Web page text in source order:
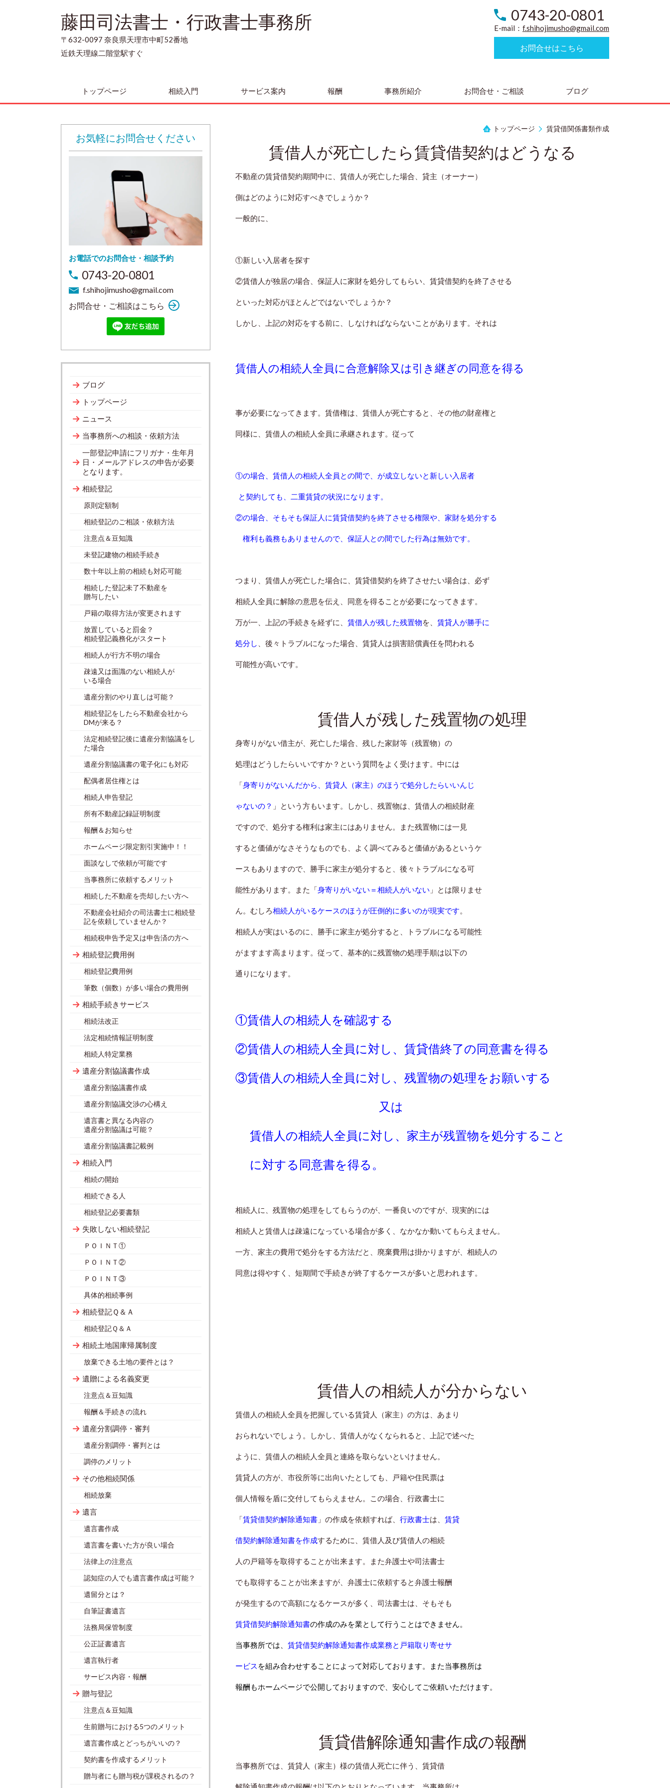
藤田司法書士・行政書士事務所
〒632-0097 奈良県天理市中町52番地
近鉄天理線二階堂駅すぐ
0743-20-0801
E-mail： f.shihojimusho@gmail.com
お問合せはこちら
トップページ 相続入門 サービス案内 報酬 事務所紹介 お問合せ・ご相談 ブログ
トップページ 賃貸借関係書類作成
賃借人が死亡したら賃貸借契約はどうなる
不動産の賃貸借契約期間中に、賃借人が死亡した場合、貸主（オーナー）
側はどのように対応すべきでしょうか？
一般的に、
①新しい入居者を探す
②賃借人が独居の場合、保証人に家財を処分してもらい、賃貸借契約を終了させる
といった対応がほとんどではないでしょうか？
しかし、上記の対応をする前に、しなければならないことがあります。それは
賃借人の相続人全員に合意解除又は引き継ぎの同意を得る
事が必要になってきます。賃借権は、賃借人が死亡すると、その他の財産権と
同様に、賃借人の相続人全員に承継されます。従って
①の場合、賃借人の相続人全員との間で、 が成立しないと新しい入居者
と契約しても、二重賃貸の状況になります。
②の場合、そもそも保証人に賃貸借契約を終了させる権限や、家財を処分する
権利も義務もありませんので、保証人との間でした行為は無効です。
つまり、賃借人が死亡した場合に、賃貸借契約を終了させたい場合は、必ず
相続人全員に解除の意思を伝え、同意を得ることが必要になってきます。
万が一、上記の手続きを経ずに、 賃借人が残した残置物を、 賃貸人が勝手に
処分し 、後々トラブルになった場合、賃貸人は損害賠償責任を問われる
可能性が高いです。
賃借人が残した残置物の処理
身寄りがない借主が、死亡した場合、残した家財等（残置物）の
処理はどうしたらいいですか？という質問をよく受けます。中には
「身寄りがないんだから、賃貸人（家主）のほうで処分したらいいんじ
ゃないの？ 」という方もいます。しかし、残置物は、賃借人の相続財産
ですので、処分する権利は家主にはありません。また残置物には一見
すると価値がなさそうなものでも、よく調べてみると価値があるというケ
ースもありますので、勝手に家主が処分すると、後々トラブルになる可
能性があります。また「身寄りがいない＝相続人がいない 」とは限りませ
ん。むしろ相続人がいるケースのほうが圧倒的に多いのが現実です。
相続人が実はいるのに、勝手に家主が処分すると、トラブルになる可能性
がますます高まります。従って、基本的に残置物の処理手順は以下の
通りになります。
①賃借人の相続人を確認する
②賃借人の相続人全員に対し、賃貸借終了の同意書を得る
③賃借人の相続人全員に対し、残置物の処理をお願いする
又は
賃借人の相続人全員に対し、家主が残置物を処分すること
に対する同意書を得る。
相続人に、残置物の処理をしてもらうのが、一番良いのですが、現実的には
相続人と賃借人は疎遠になっている場合が多く、なかなか動いてもらえません。
一方、家主の費用で処分をする方法だと、廃棄費用は掛かりますが、相続人の
同意は得やすく、短期間で手続きが終了するケースが多いと思われます。
賃借人の相続人が分からない
賃借人の相続人全員を把握している賃貸人（家主）の方は、あまり
おられないでしょう。しかし、賃借人がなくなられると、上記で述べた
ように、賃借人の相続人全員と連絡を取らないといけません。
賃貸人の方が、市役所等に出向いたとしても、戸籍や住民票は
個人情報を盾に交付してもらえません。この場合、行政書士に
「賃貸借契約解除通知書 」の作成を依頼すれば、 行政書士は、 賃貸
借契約解除通知書を作成するために、賃借人及び賃借人の相続
人の戸籍等を取得することが出来ます。また弁護士や司法書士
でも取得することが出来ますが、弁護士に依頼すると弁護士報酬
が発生するので高額になるケースが多く、司法書士は、そもそも
賃貸借契約解除通知書の作成のみを業として行うことはできません。
当事務所では、 賃貸借契約解除通知書作成業務と戸籍取り寄せサ
ービス を組み合わせすることによって対応しております。また当事務所は
報酬もホームページで公開しておりますので、安心してご依頼いただけます。
賃貸借解除通知書作成の報酬
当事務所では、賃貸人（家主）様の賃借人死亡に伴う、賃貸借
お気軽にお問合せください
お電話でのお問合せ・相談予約
0743-20-0801
f.shihojimusho@gmail.com
お問合せ・ご相談はこちら
ブログ
トップページ
ニュース
当事務所への相談・依頼方法
一部登記申請にフリガナ・生年月
日・メールアドレスの申告が必要
となります。
相続登記
原則定額制
相続登記のご相談・依頼方法
注意点＆豆知識
未登記建物の相続手続き
数十年以上前の相続も対応可能
相続した登記未了不動産を
贈与したい
戸籍の取得方法が変更されます
放置していると罰金？
相続登記義務化がスタート
相続人が行方不明の場合
疎遠又は面識のない相続人が
いる場合
遺産分割のやり直しは可能？
相続登記をしたら不動産会社から
DMが来る？
法定相続登記後に遺産分割協議をし
た場合
遺産分割協議書の電子化にも対応
配偶者居住権とは
相続人申告登記
所有不動産記録証明制度
報酬＆お知らせ
ホームページ限定割引実施中！！
面談なしで依頼が可能です
当事務所に依頼するメリット
相続した不動産を売却したい方へ
不動産会社紹介の司法書士に相続登
記を依頼していませんか？
相続税申告予定又は申告済の方へ
相続登記費用例
相続登記費用例
筆数（個数）が多い場合の費用例
相続手続きサービス
相続法改正
法定相続情報証明制度
相続人特定業務
遺産分割協議書作成
遺産分割協議書作成
遺産分割協議交渉の心構え
遺言書と異なる内容の
遺産分割協議は可能？
遺産分割協議書記載例
相続入門
相続の開始
相続できる人
相続登記必要書類
失敗しない相続登記
ＰＯＩＮＴ①
ＰＯＩＮＴ②
ＰＯＩＮＴ③
具体的相続事例
相続登記Ｑ＆Ａ
相続登記Ｑ＆Ａ
相続土地国庫帰属制度
放棄できる土地の要件とは？
遺贈による名義変更
注意点＆豆知識
報酬＆手続きの流れ
遺産分割調停・審判
遺産分割調停・審判とは
調停のメリット
その他相続関係
相続放棄
遺言
遺言書作成
遺言書を書いた方が良い場合
法律上の注意点
認知症の人でも遺言書作成は可能？
遺留分とは？
自筆証書遺言
法務局保管制度
公正証書遺言
遺言執行者
サービス内容・報酬
贈与登記
注意点＆豆知識
生前贈与における5つのメリット
遺言書作成とどっちがいいの？
契約書を作成するメリット
贈与者にも贈与税が課税されるの？